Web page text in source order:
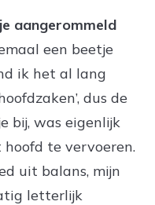
aangerommeld
een beetje
ik het al lang
dus de
bij, was eigenlijk
te vervoeren.
uit balans, mijn
letterlijk